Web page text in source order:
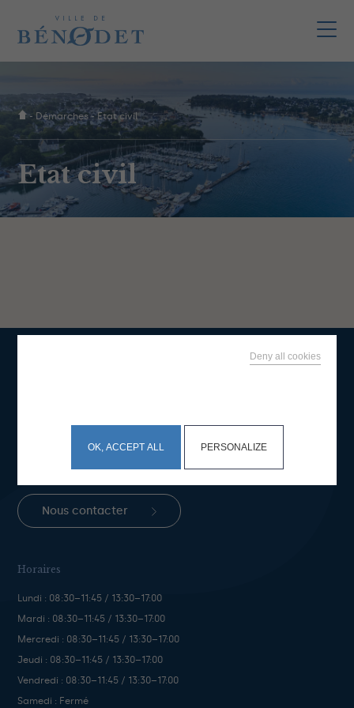
- Démarches-Etat civil
Etat civil
+33 (0)2 98 57 05 46
Fax : +33 (0)2 98 57 07 3
Nous contacter
Horaires
Lundi : 08:30–11:45 / 13:30–17:00
Mardi : 08:30–11:45 / 13:30–17:00
Mercredi : 08:30–11:45 / 13:30–17:00
Jeudi : 08:30–11:45 / 13:30–17:00
Vendredi : 08:30–11:45 / 13:30–17:00
Samedi : Fermé
OK, ACCEPT ALL
Deny all cookies
PERSONALIZE